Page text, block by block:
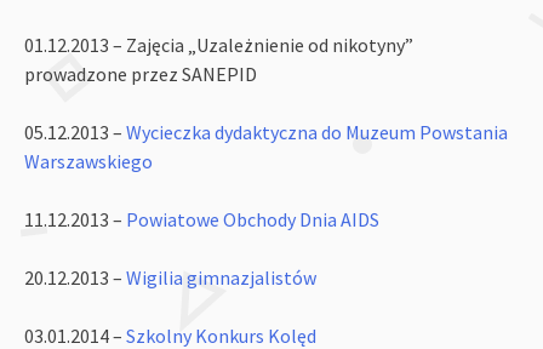
01.12.2013 – Zajęcia „Uzależnienie od nikotyny”
prowadzone przez SANEPID
05.12.2013 – Wycieczka dydaktyczna do Muzeum Powstania
Warszawskiego
11.12.2013 – Powiatowe Obchody Dnia AIDS
20.12.2013 – Wigilia gimnazjalistów
03.01.2014 – Szkolny Konkurs Kolęd